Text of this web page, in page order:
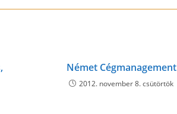
Német Cégmanagement
2012. november 8. csütörtök